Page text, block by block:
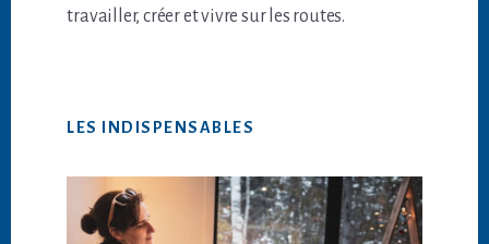
travailler, créer et vivre sur les routes.
LES INDISPENSABLES